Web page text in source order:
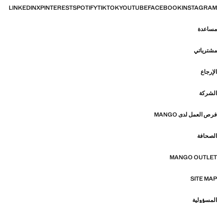
INSTAGRAM
FACEBOOK
YOUTUBE
TIKTOK
SPOTIFY
PINTEREST
X
LINKEDIN
مساعدة
مشترياتي
الإرجاع
الشركة
فرص العمل لدى MANGO
الصحافة
MANGO OUTLET
SITE MAP
المسؤولية